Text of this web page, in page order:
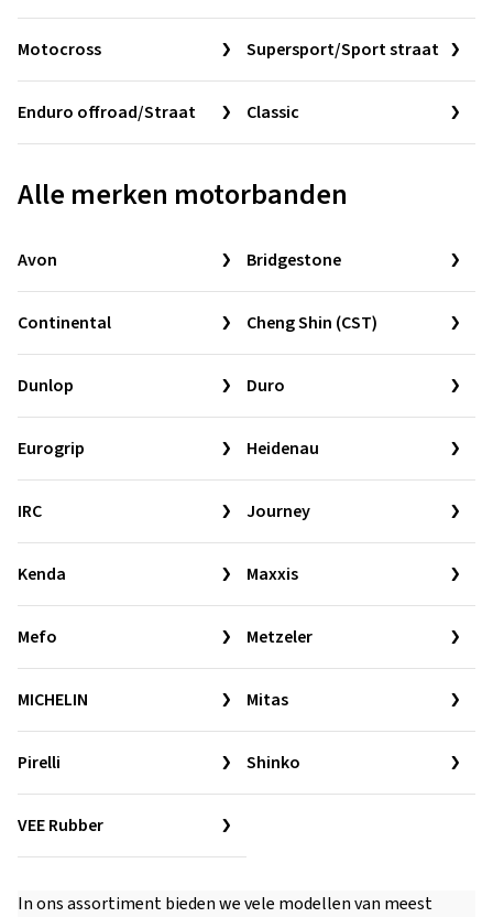
Motocross Supersport/Sport straat
Enduro offroad/Straat Classic
Alle merken motorbanden
Avon Bridgestone
Continental Cheng Shin (CST)
Dunlop Duro
Eurogrip Heidenau
IRC Journey
Kenda Maxxis
Mefo Metzeler
MICHELIN Mitas
Pirelli Shinko
VEE Rubber
In ons assortiment bieden we vele modellen van meest